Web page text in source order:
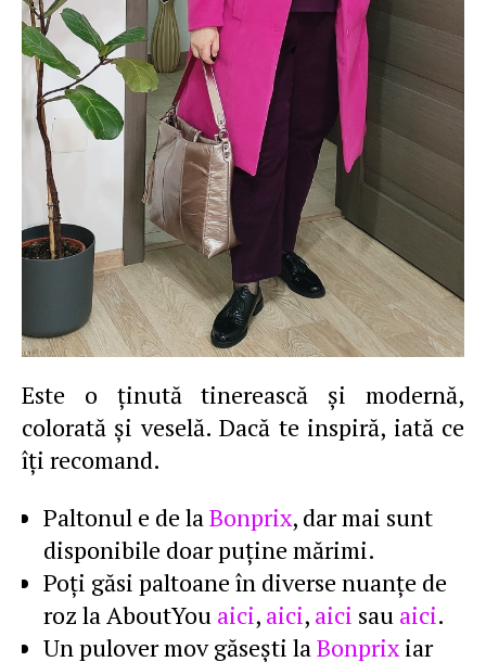
Este o ţinută tinerească şi modernă,
colorată şi veselă. Dacă te inspiră, iată ce
îţi recomand.
Paltonul e de laBonprix, dar mai sunt
disponibile doar puţine mărimi.
Poţi găsi paltoane în diverse nuanţe de
roz la AboutYou aici, aici, aici sau aici.
Un pulover mov găseşti laBonprixiar